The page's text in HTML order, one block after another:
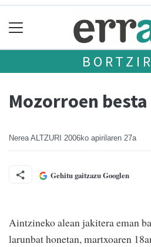
Mozorroen besta
Nerea ALTZURI 2006ko apirilaren 27a
Gehitu gaitzazu Googlen
Aintzineko alean jakitera eman
larunbat honetan, martxoaren